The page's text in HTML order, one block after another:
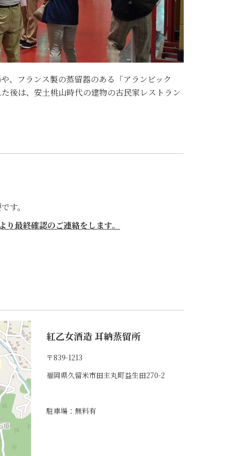
、フランス製の蒸留器のある「アランビック
後は、安土桃山時代の建物の古民家レストラン
す。
り最終確認のご連絡をします。
紅乙女酒造 耳納蒸留所
〒839-1213
福岡県久留米市田主丸町益生田270-2
駐車場：無料有